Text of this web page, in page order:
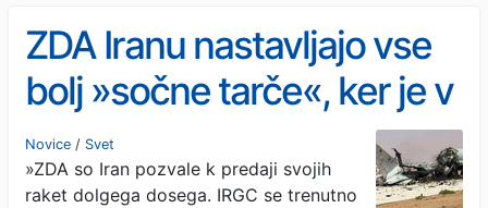
ZDA Iranu nastavljajo vse
bolj »sočne tarče«, ker je v
teku zelo hiter proces
»debazifikacije«
Novice / Svet
»ZDA so Iran pozvale k predaji svojih
raket dolgega dosega. IRGC se trenutno